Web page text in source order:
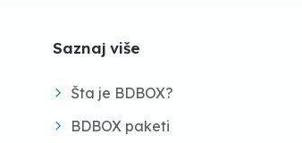
Saznaj više
Šta je BDBOX?
BDBOX paketi